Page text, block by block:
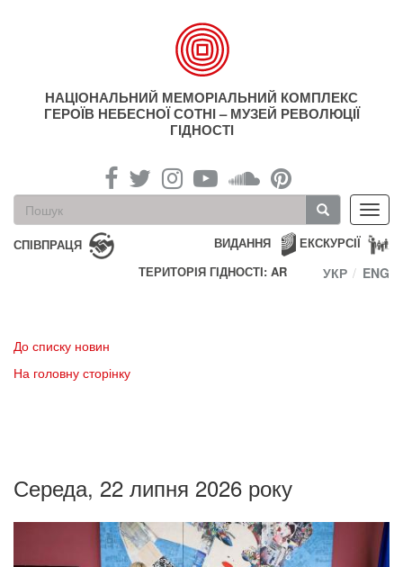
НАЦІОНАЛЬНИЙ МЕМОРІАЛЬНИЙ КОМПЛЕКС
ГЕРОЇВ НЕБЕСНОЇ СОТНІ – МУЗЕЙ РЕВОЛЮЦІЇ
ГІДНОСТІ
Пошукова
форма
Пошук
СПІВПРАЦЯ ЕКСКУРСІЇ
ВИДАННЯ
ТЕРИТОРІЯ ГІДНОСТІ: AR
УКР ENG
До списку новин
На головну сторінку
Середа, 22 липня 2026 року